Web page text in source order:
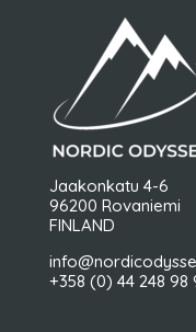
Jaakonkatu 4-6
96200 Rovaniemi
FINLAND
+358 (0) 44 248 98